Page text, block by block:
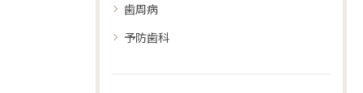
歯周病
予防歯科